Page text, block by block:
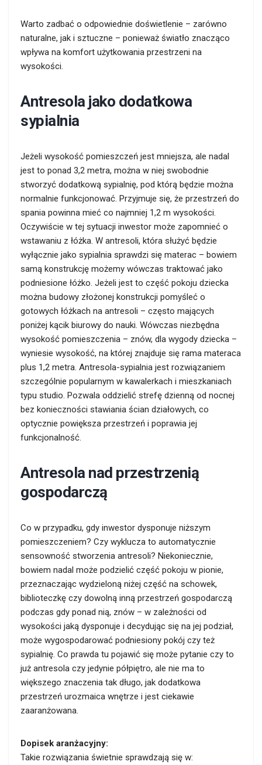
Warto zadbać o odpowiednie doświetlenie – zarówno
naturalne, jak i sztuczne – ponieważ światło znacząco
wpływa na komfort użytkowania przestrzeni na
wysokości.
Antresola jako dodatkowa
sypialnia
Jeżeli wysokość pomieszczeń jest mniejsza, ale nadal
jest to ponad 3,2 metra, można w niej swobodnie
stworzyć dodatkową sypialnię, pod którą będzie można
normalnie funkcjonować. Przyjmuje się, że przestrzeń do
spania powinna mieć co najmniej 1,2 m wysokości.
Oczywiście w tej sytuacji inwestor może zapomnieć o
wstawaniu z łóżka. W antresoli, która służyć będzie
wyłącznie jako sypialnia sprawdzi się materac – bowiem
samą konstrukcję możemy wówczas traktować jako
podniesione łóżko. Jeżeli jest to część pokoju dziecka
można budowy złożonej konstrukcji pomyśleć o
gotowych łóżkach na antresoli – często mających
poniżej kącik biurowy do nauki. Wówczas niezbędna
wysokość pomieszczenia – znów, dla wygody dziecka –
wyniesie wysokość, na której znajduje się rama materaca
plus 1,2 metra. Antresola-sypialnia jest rozwiązaniem
szczególnie popularnym w kawalerkach i mieszkaniach
typu studio. Pozwala oddzielić strefę dzienną od nocnej
bez konieczności stawiania ścian działowych, co
optycznie powiększa przestrzeń i poprawia jej
funkcjonalność.
Antresola nad przestrzenią
gospodarczą
Co w przypadku, gdy inwestor dysponuje niższym
pomieszczeniem? Czy wyklucza to automatycznie
sensowność stworzenia antresoli? Niekoniecznie,
bowiem nadal może podzielić część pokoju w pionie,
przeznaczając wydzieloną niżej część na schowek,
biblioteczkę czy dowolną inną przestrzeń gospodarczą
podczas gdy ponad nią, znów – w zależności od
wysokości jaką dysponuje i decydując się na jej podział,
może wygospodarować podniesiony pokój czy też
sypialnię. Co prawda tu pojawić się może pytanie czy to
już antresola czy jedynie półpiętro, ale nie ma to
większego znaczenia tak długo, jak dodatkowa
przestrzeń urozmaica wnętrze i jest ciekawie
zaaranżowana.
Dopisek aranżacyjny:
Takie rozwiązania świetnie sprawdzają się w: